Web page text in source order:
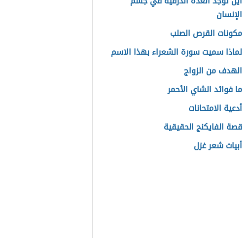
الإنسان
مكونات القرص الصلب
لماذا سميت سورة الشعراء بهذا الاسم
الهدف من الزواج
ما فوائد الشاي الأحمر
أدعية الامتحانات
قصة الفايكنج الحقيقية
أبيات شعر غزل